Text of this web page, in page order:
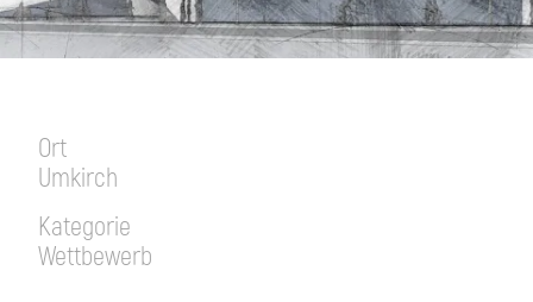
Ort
Umkirch
Kategorie
Wettbewerb